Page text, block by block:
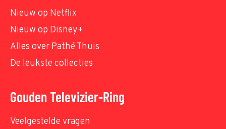
Nieuw op Netflix
Nieuw op Disney+
Alles over Pathé Thuis
De leukste collecties
Gouden Televizier-Ring
Veelgestelde vragen